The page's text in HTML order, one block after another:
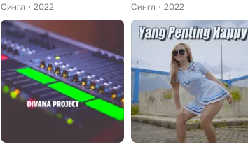
Сингл
2022
Сингл
2022